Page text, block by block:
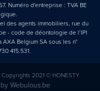
Numéro d'entreprise : TVA BE
des agents immobiliers, rue du
- code de déontologie de l’IPI
Belgium SA sous les n°
415.531.
Copyrights 2021 © HONESTY
Webulous.be